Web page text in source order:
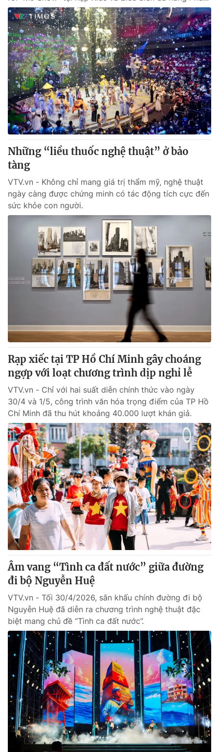
THỜI BÁO VTV
Theo dõi báo trên
Cơ quan chủ quản:Đài Truyền hình Việt Nam
Cơ quan báo chí:Thời báo VTV
Giấy phép hoạt động báo in và báo điện tử số 483/GP-BTTTT
cấp ngày 29/12/2023
Tổng Biên tập:Vũ Thanh Thủy
Phó Tổng Biên tập:Nguyễn Thị Mỹ Hạnh, Phạm Quốc Thắng,
Nguyễn Trọng Ninh
Tổng đài VTV:
Ðiện thoại Thời báo VTV:
024.66 897 897
Email: toasoan@vtv.vn
Liên hệ quảng cáo:024-7300.7108
® Cấm sao chép dưới mọi hình thức nếu không có sự chấp
thuận bằng văn bản. Ghi rõ nguồn VTV.vn khi phát hành lại
thông tin từ website này.
Những “liều thuốc nghệ thuật” ở bảo
tàng
VTV.vn - Không chỉ mang giá trị thẩm mỹ, nghệ thuật
ngày càng được chứng minh có tác động tích cực đến
sức khỏe con người.
Rạp xiếc tại TP Hồ Chí Minh gây choáng
ngợp với loạt chương trình dịp nghỉ lễ
VTV.vn - Chỉ với hai suất diễn chính thức vào ngày
30/4 và 1/5, công trình văn hóa trọng điểm của TP Hồ
Chí Minh đã thu hút khoảng 40.000 lượt khán giả.
Âm vang “Tình ca đất nước” giữa đường
đi bộ Nguyễn Huệ
VTV.vn - Tối 30/4/2026, sân khấu chính đường đi bộ
Nguyễn Huệ đã diễn ra chương trình nghệ thuật đặc
biệt mang chủ đề “Tình ca đất nước”.